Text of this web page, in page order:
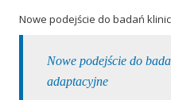
Nowe podejście do badań
Nowe podejście do
adaptacyjne